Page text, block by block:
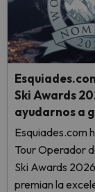
Ski Awards
ayudarnos a
Esquiades.com
Tour Operador
Ski Awards
premian la